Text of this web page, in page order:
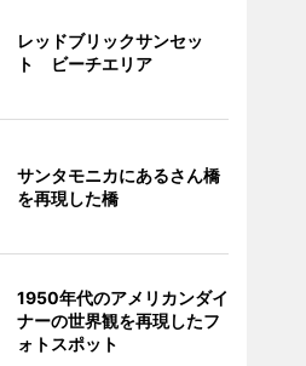
レッドブリックサンセッ
ト ビーチエリア
サンタモニカにあるさん橋
を再現した橋
1950年代のアメリカンダイ
ナーの世界観を再現したフ
ォトスポット